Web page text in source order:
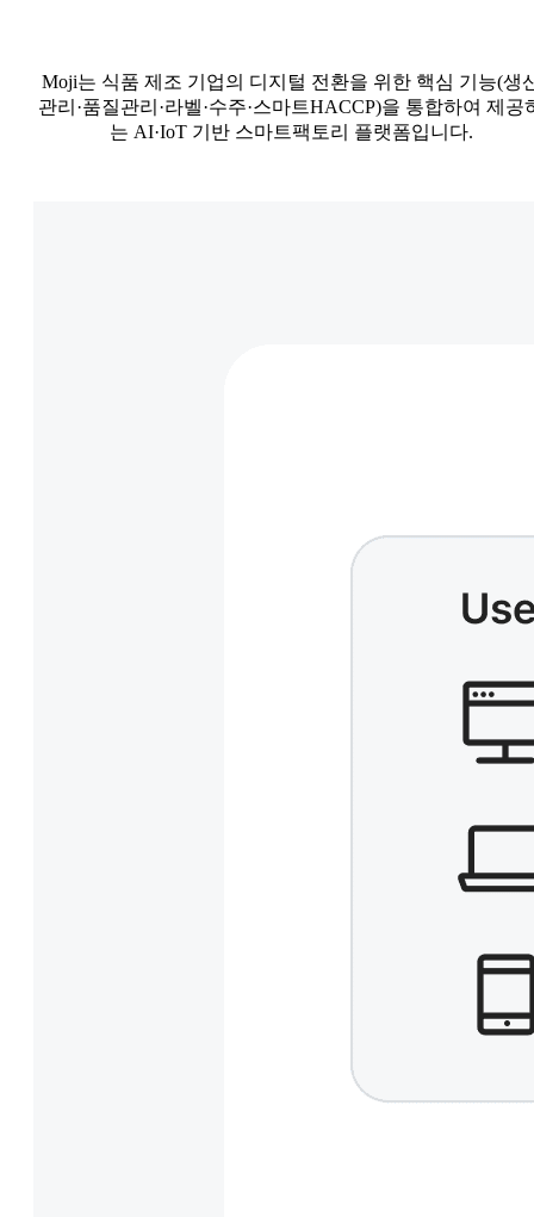
Moji는 식품 제조 기업의 디지털 전환을 위한 핵심 기능(생
관리·품질관리·라벨·수주·스마트HACCP)을 통합하여 제공
는 AI·IoT 기반 스마트팩토리 플랫폼입니다.